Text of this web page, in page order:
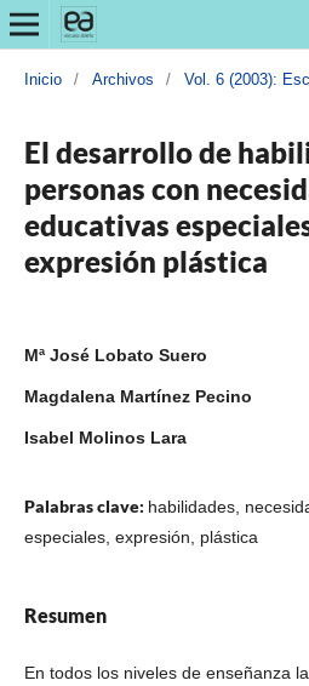
Inicio / Archivos / Vol. 6 (2003):
El desarrollo de
personas con
educativas
expresión plástica
Mª José Lobato Suero
Magdalena Martínez Pecino
Isabel Molinos Lara
Palabras clave: habilidades,
especiales, expresión, plástica
Resumen
En todos los niveles de enseñanza